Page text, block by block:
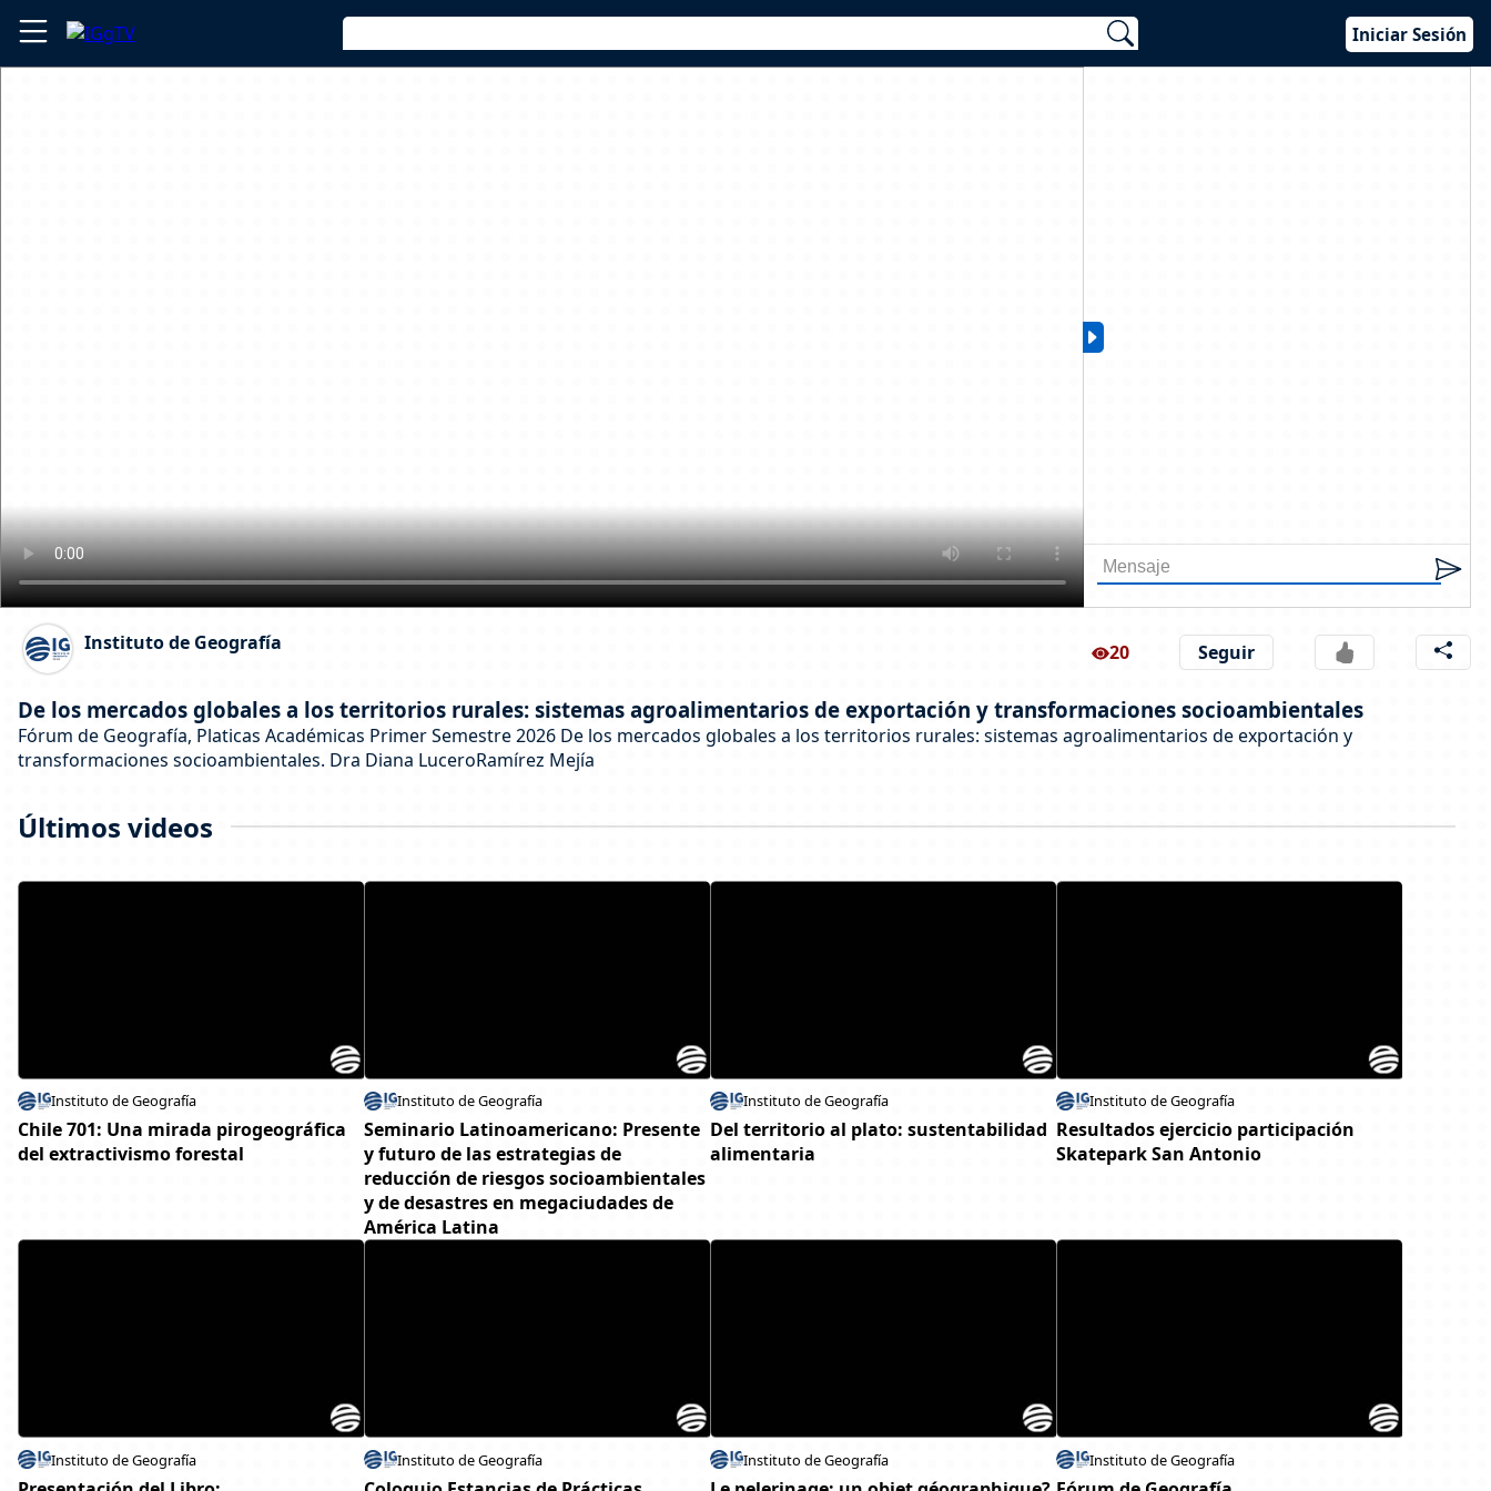
Iniciar Sesión
Instituto de Geografía
De los mercados globales a los territorios rurales: sistemas agroalimentarios de exportación y transformaciones socioambientales
Fórum de Geografía, Platicas Académicas Primer Semestre 2026 De los mercados globales a los territorios rurales: sistemas agroalimentarios de exportación y
transformaciones socioambientales. Dra Diana LuceroRamírez Mejía
20 Seguir
Últimos videos
Instituto de Geografía
Chile 701: Una mirada pirogeográfica
del extractivismo forestal
Instituto de Geografía
Seminario Latinoamericano: Presente
y futuro de las estrategias de
reducción de riesgos socioambientales
y de desastres en megaciudades de
América Latina
Instituto de Geografía
Del territorio al plato: sustentabilidad
alimentaria
Instituto de Geografía
Resultados ejercicio participación
Skatepark San Antonio
Instituto de Geografía Instituto de Geografía Instituto de Geografía Instituto de Geografía